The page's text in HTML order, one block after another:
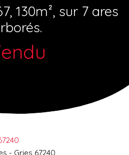
130m², sur 7 ares
- Gries 67240